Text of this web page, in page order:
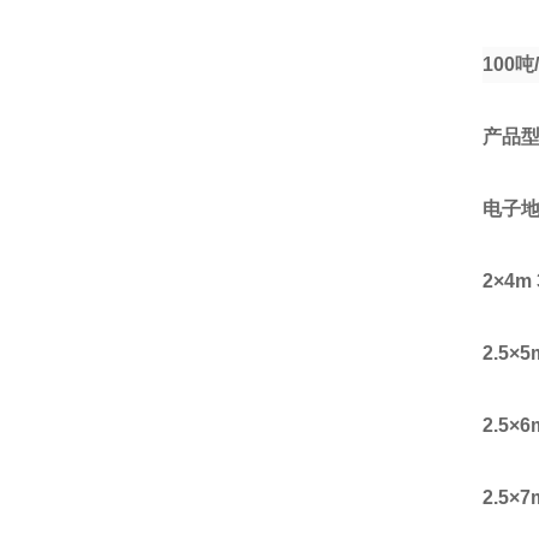
100吨
产品
电子
2×4m
2.5×
2.5×
2.5×